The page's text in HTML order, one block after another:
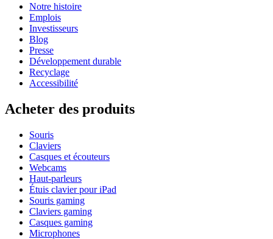
Notre histoire
Emplois
Investisseurs
Blog
Presse
Développement durable
Recyclage
Accessibilité
Acheter des produits
Souris
Claviers
Casques et écouteurs
Webcams
Haut-parleurs
Étuis clavier pour iPad
Souris gaming
Claviers gaming
Casques gaming
Microphones